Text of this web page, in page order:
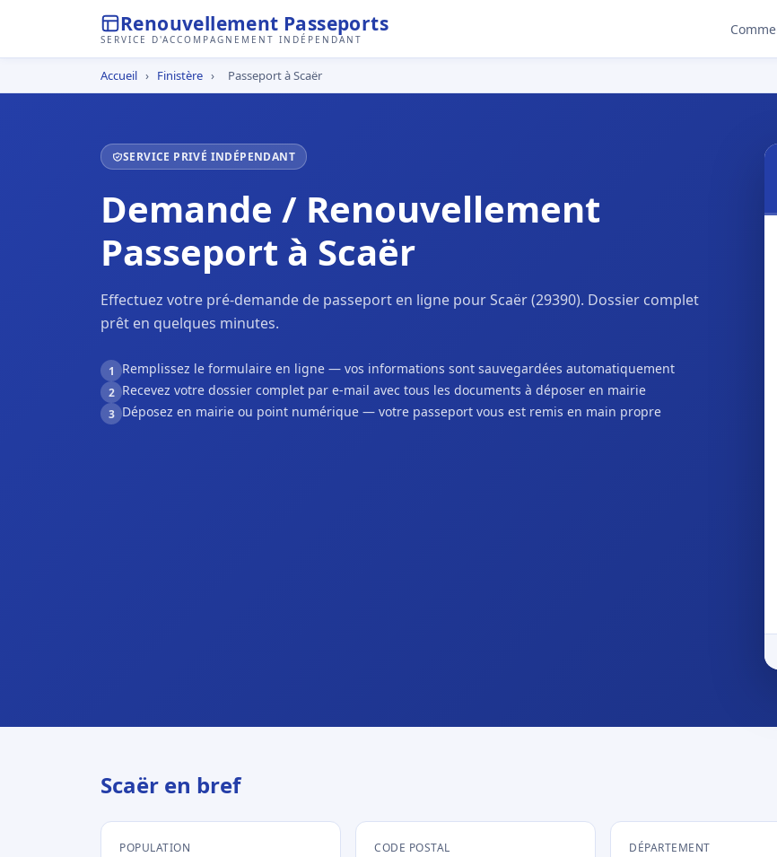
Renouvellement Passeports
SERVICE D'ACCOMPAGNEMENT INDÉPENDANT
Accueil › Finistère › Passeport à Scaër
SERVICE PRIVÉ INDÉPENDANT
Demande / Renouvellement
Passeport à Scaër
Effectuez votre pré-demande de passeport en ligne pour Scaër (29390). Dossier complet
prêt en quelques minutes.
1 Remplissez le formulaire en ligne — vos informations sont sauvegardées automatiquement
2 Recevez votre dossier complet par e-mail avec tous les documents à déposer en mairie
3 Déposez en mairie ou point numérique — votre passeport vous est remis en main propre
Scaër en bref
POPULATION CODE POSTAL DÉPARTEMENT